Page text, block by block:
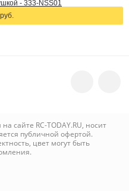
- 333-NSS01
сайте RC-TODAY.RU, носит
публичной офертой.
цвет могут быть